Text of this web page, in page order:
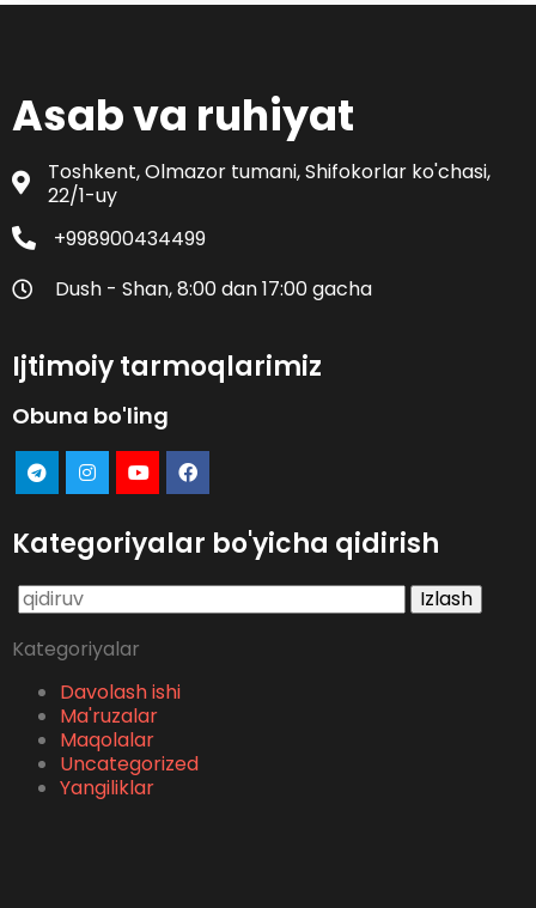
Asab va ruhiyat
Toshkent, Olmazor tumani, Shifokorlar ko'chasi,
22/1-uy
+998900434499
Dush - Shan, 8:00 dan 17:00 gacha
Ijtimoiy tarmoqlarimiz
Obuna bo'ling
Kategoriyalar bo'yicha qidirish
Qidirshish:
Kategoriyalar
Davolash ishi
Ma'ruzalar
Maqolalar
Uncategorized
Yangiliklar